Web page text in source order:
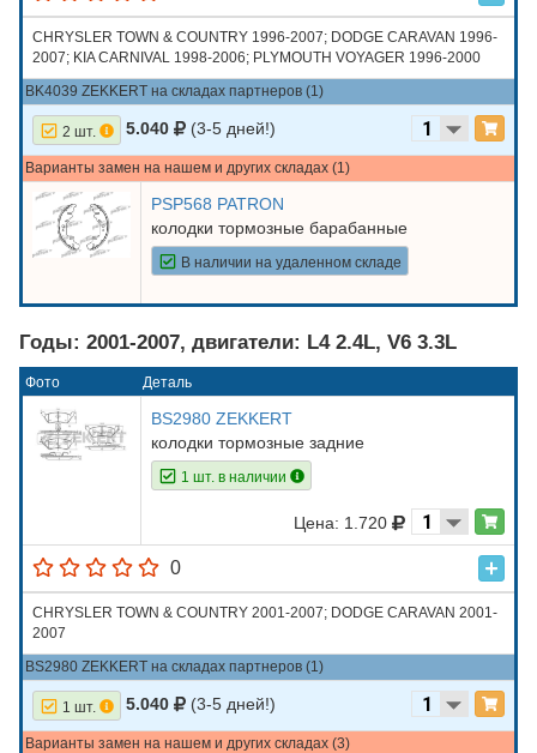
CHRYSLER TOWN & COUNTRY 1996-2007; DODGE CARAVAN 1996-
2007; KIA CARNIVAL 1998-2006; PLYMOUTH VOYAGER 1996-2000
BK4039 ZEKKERT на складах партнеров (1)
2 шт. 5.040 (3-5 дней!)
Варианты замен на нашем и других складах (1)
PSP568 PATRON
колодки тормозные барабанные
В наличии на удаленном складе
Годы: 2001-2007, двигатели: L4 2.4L, V6 3.3L
Фото Деталь
BS2980 ZEKKERT
колодки тормозные задние
1 шт. в наличии
Цена: 1.720
0
CHRYSLER TOWN & COUNTRY 2001-2007; DODGE CARAVAN 2001-
2007
BS2980 ZEKKERT на складах партнеров (1)
1 шт. 5.040 (3-5 дней!)
Варианты замен на нашем и других складах (3)